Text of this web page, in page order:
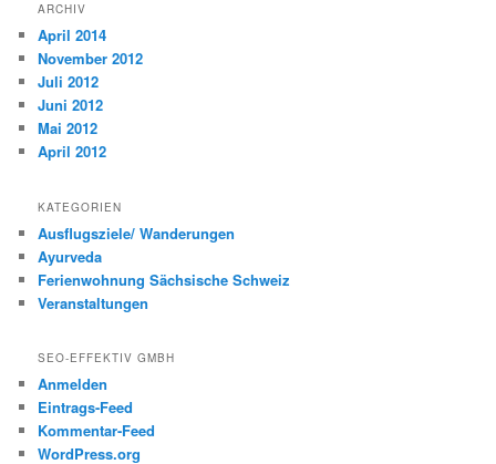
ARCHIV
April 2014
November 2012
Juli 2012
Juni 2012
Mai 2012
April 2012
KATEGORIEN
Ausflugsziele/ Wanderungen
Ayurveda
Ferienwohnung Sächsische Schweiz
Veranstaltungen
SEO-EFFEKTIV GMBH
Anmelden
Eintrags-Feed
Kommentar-Feed
WordPress.org